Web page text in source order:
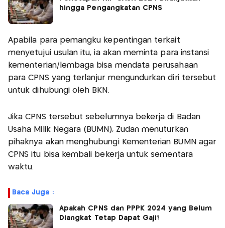
hingga Pengangkatan CPNS
Apabila para pemangku kepentingan terkait
menyetujui usulan itu, ia akan meminta para instansi
kementerian/lembaga bisa mendata perusahaan
para CPNS yang terlanjur mengundurkan diri tersebut
untuk dihubungi oleh BKN.
Jika CPNS tersebut sebelumnya bekerja di Badan
Usaha Milik Negara (BUMN), Zudan menuturkan
pihaknya akan menghubungi Kementerian BUMN agar
CPNS itu bisa kembali bekerja untuk sementara
waktu.
Baca Juga :
Apakah CPNS dan PPPK 2024 yang Belum
Diangkat Tetap Dapat Gaji?